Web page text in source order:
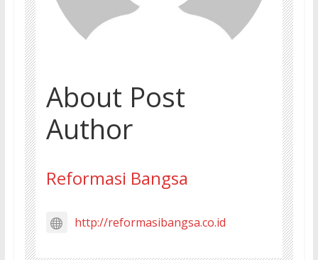
About Post
Author
Reformasi Bangsa
http://reformasibangsa.co.id